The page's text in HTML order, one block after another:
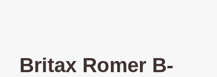
Britax Romer B-